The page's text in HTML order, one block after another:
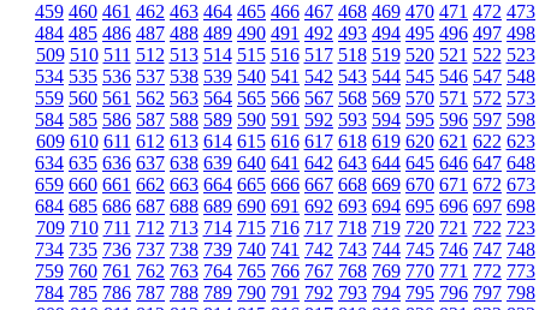
459 460 461 462 463 464 465 466 467 468 469 470 471 472 473
484 485 486 487 488 489 490 491 492 493 494 495 496 497 498
509 510 511 512 513 514 515 516 517 518 519 520 521 522 523
534 535 536 537 538 539 540 541 542 543 544 545 546 547 548
559 560 561 562 563 564 565 566 567 568 569 570 571 572 573
584 585 586 587 588 589 590 591 592 593 594 595 596 597 598
609 610 611 612 613 614 615 616 617 618 619 620 621 622 623
634 635 636 637 638 639 640 641 642 643 644 645 646 647 648
659 660 661 662 663 664 665 666 667 668 669 670 671 672 673
684 685 686 687 688 689 690 691 692 693 694 695 696 697 698
709 710 711 712 713 714 715 716 717 718 719 720 721 722 723
734 735 736 737 738 739 740 741 742 743 744 745 746 747 748
759 760 761 762 763 764 765 766 767 768 769 770 771 772 773
784 785 786 787 788 789 790 791 792 793 794 795 796 797 798